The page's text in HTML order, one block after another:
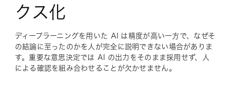
クス化
ディープラーニングを用いた AI は精度が高い一方で、なぜそ
の結論に至ったのかを人が完全に説明できない場合がありま
す。重要な意思決定では AI の出力をそのまま採用せず、人
による確認を組み合わせることが欠かせません。